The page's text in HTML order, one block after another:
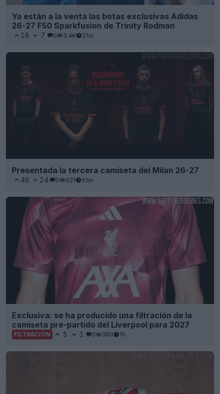
Ya están a la venta las botas exclusivas Adidas
26-27 F50 Sparkfusion de Trinity Rodman
18 7 0 3.4K 21m
Presentada la tercera camiseta del Milan 26-27
48 24 0 921 51m
Exclusiva: se ha producido una filtración de la
camiseta pre-partido del Liverpool para 2027
FILTRACIÓN 5 1 0 380 1h